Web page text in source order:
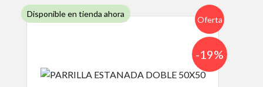
Disponible en tienda ahora
Oferta
-19%